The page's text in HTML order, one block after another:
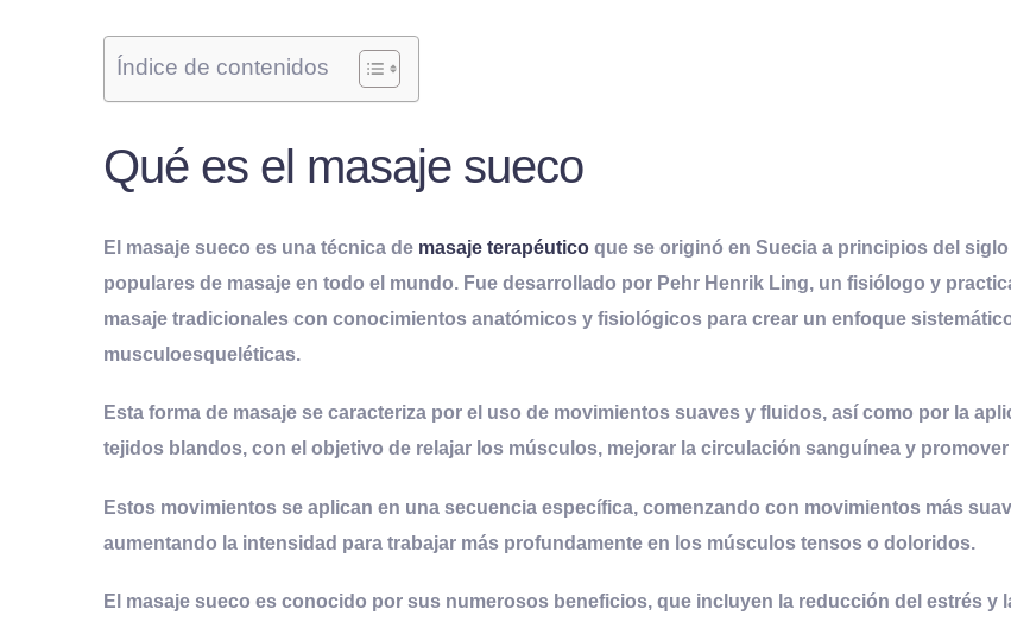
Índice de contenidos
Qué es el masaje sueco
El masaje sueco es una técnica de masaje terapéutico que se originó en Suecia a principios del
populares de masaje en todo el mundo. Fue desarrollado por Pehr Henrik Ling, un fisiólogo y
masaje tradicionales con conocimientos anatómicos y fisiológicos para crear un enfoque
musculoesqueléticas.
Esta forma de masaje se caracteriza por el uso de movimientos suaves y fluidos, así como por la
tejidos blandos, con el objetivo de relajar los músculos, mejorar la circulación sanguínea y
Estos movimientos se aplican en una secuencia específica, comenzando con movimientos más
aumentando la intensidad para trabajar más profundamente en los músculos tensos o doloridos.
El masaje sueco es conocido por sus numerosos beneficios, que incluyen la reducción del estrés y